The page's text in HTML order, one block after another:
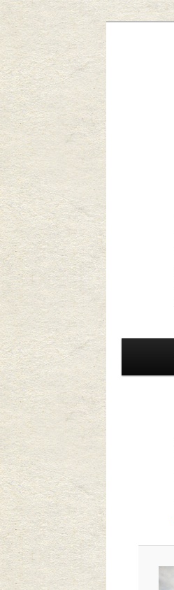
Перейти
к
основному
содержимому